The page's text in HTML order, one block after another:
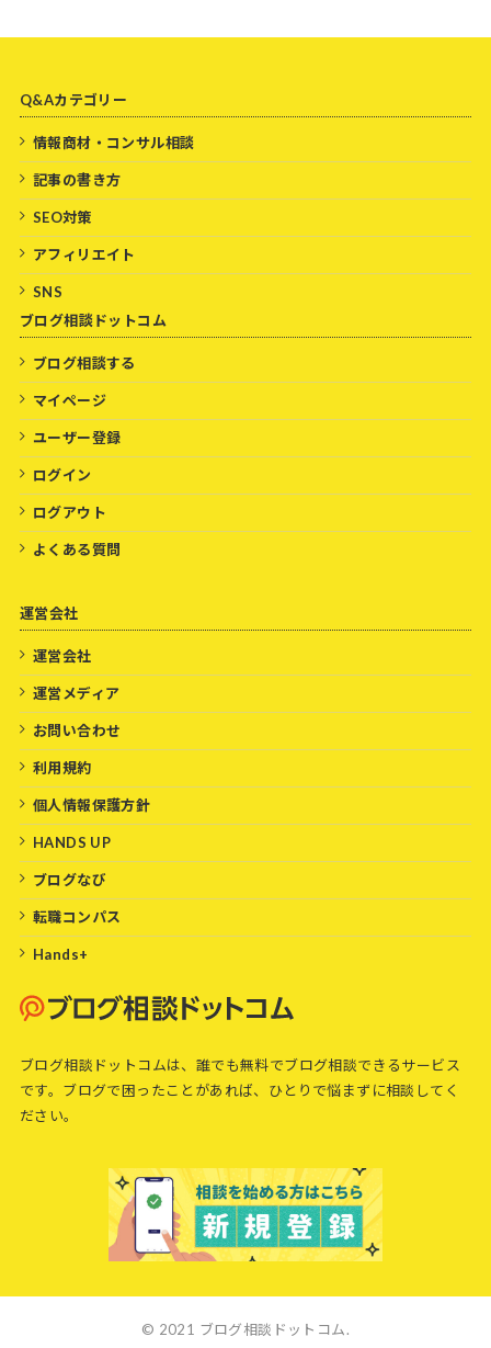
Q&Aカテゴリー
情報商材・コンサル相談
記事の書き方
SEO対策
アフィリエイト
SNS
ブログ相談ドットコム
ブログ相談する
マイページ
ユーザー登録
ログイン
ログアウト
よくある質問
運営会社
運営会社
運営メディア
お問い合わせ
利用規約
個人情報保護方針
HANDS UP
ブログなび
転職コンパス
Hands+
ブログ相談ドットコムは、誰でも無料でブログ相談できるサービス
です。ブログで困ったことがあれば、ひとりで悩まずに相談してく
ださい。
© 2021 ブログ相談ドットコム.